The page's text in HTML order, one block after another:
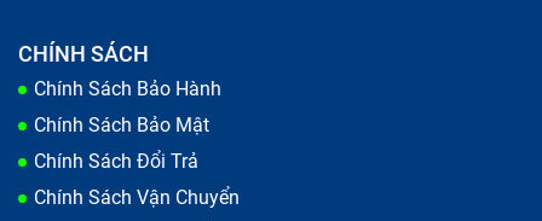
CHÍNH SÁCH
Chính Sách Bảo Hành
Chính Sách Bảo Mật
Chính Sách Đổi Trả
Chính Sách Vận Chuyển